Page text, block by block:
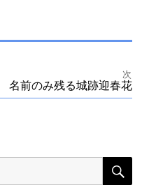
次
名前のみ残る城跡迎春花
検